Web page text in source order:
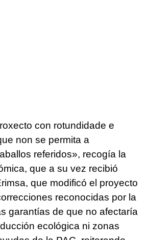
con rotundidade e
non se permita a
referidos», recogía la
que a su vez recibió
que modificó el proyecto
reconocidas por la
garantías de que no afectaría
ecológica ni zonas